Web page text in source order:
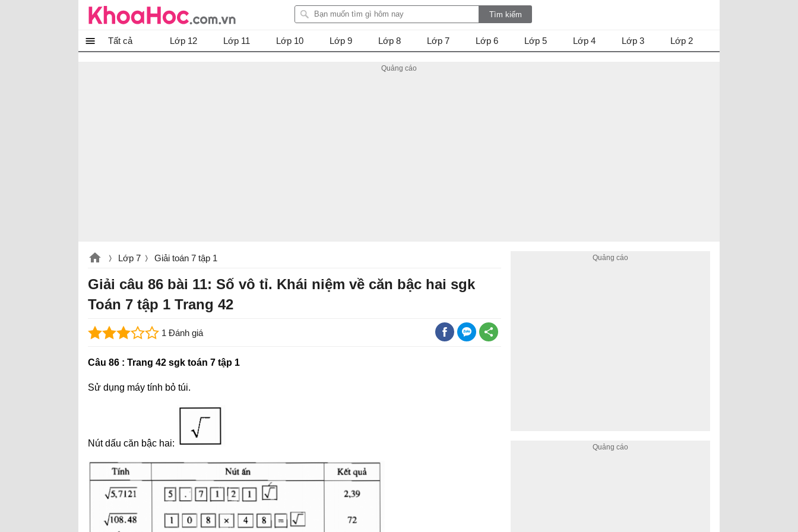
Tất cả Lớp 12 Lớp 11 Lớp 10 Lớp 9 Lớp 8 Lớp 7 Lớp 6 Lớp 5 Lớp 4 Lớp 3 Lớp 2
Lớp 7 Giải toán 7 tập 1
Giải câu 86 bài 11: Số vô tỉ. Khái niệm về căn bậc hai sgk
Toán 7 tập 1 Trang 42
1 Đánh giá
Câu 86 : Trang 42 sgk toán 7 tập 1
Sử dụng máy tính bỏ túi.
Nút dấu căn bậc hai: